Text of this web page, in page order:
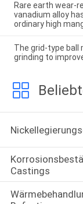
Rare earth wear-
vanadium alloy
ordinary high
The grid-type ball
grinding to
Castings